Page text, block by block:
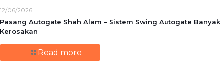
12/06/2026
Pasang Autogate Shah Alam – Sistem Swing Autogate Banyak
Kerosakan
Read more